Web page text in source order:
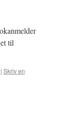
til
| Skriv en